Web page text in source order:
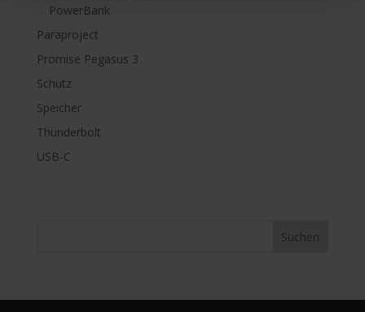
PowerBank
Paraproject
Promise Pegasus 3
Schutz
Speicher
Thunderbolt
USB-C